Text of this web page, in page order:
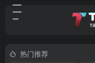
热门推荐